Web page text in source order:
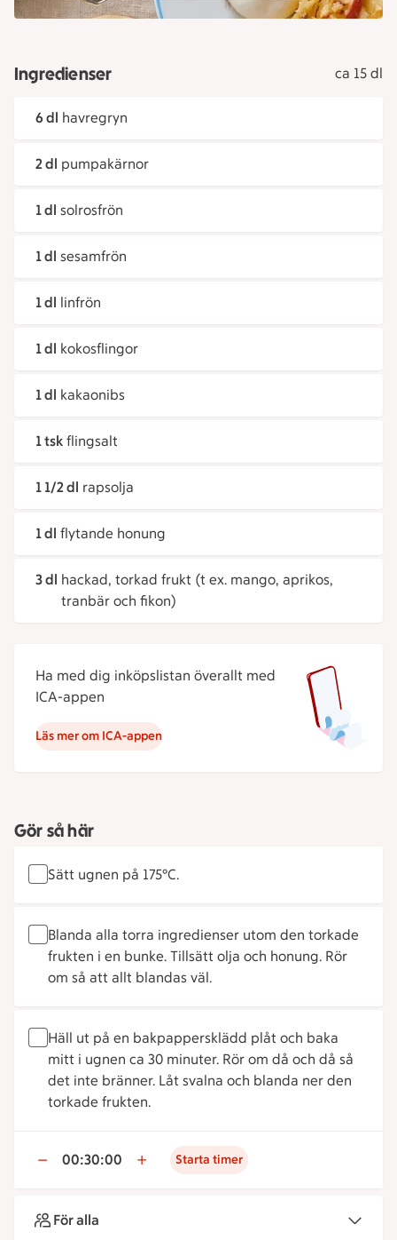
Ingredienser ca 15 dl
6 dl havregryn
2 dl pumpakärnor
1 dl solrosfrön
1 dl sesamfrön
1 dl linfrön
1 dl kokosflingor
1 dl kakaonibs
1 tsk flingsalt
1 1/2 dl rapsolja
1 dl flytande honung
3 dl hackad, torkad frukt (t ex. mango, aprikos,
tranbär och fikon)
Ha med dig inköpslistan överallt med
ICA-appen
Läs mer om ICA-appen
Gör så här
Sätt ugnen på 175°C.
Blanda alla torra ingredienser utom den torkade
frukten i en bunke. Tillsätt olja och honung. Rör
om så att allt blandas väl.
Häll ut på en bakpappersklädd plåt och baka
mitt i ugnen ca 30 minuter. Rör om då och då så
det inte bränner. Låt svalna och blanda ner den
torkade frukten.
00:30:00 Starta timer
För alla